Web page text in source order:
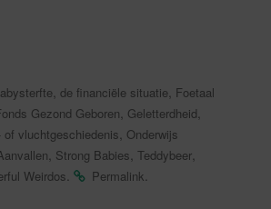
, de financiële situatie, Foetaal
Gezond Geboren, Geletterdheid,
of vluchtgeschiedenis, Onderwijs
, Strong Babies, Teddybeer,
Weirdos. Permalink.